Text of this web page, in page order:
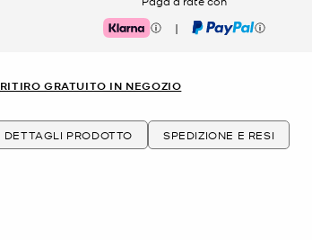
Klarna | PayPal
RITIRO GRATUITO IN NEGOZIO
DETTAGLI PRODOTTO SPEDIZIONE E RESI